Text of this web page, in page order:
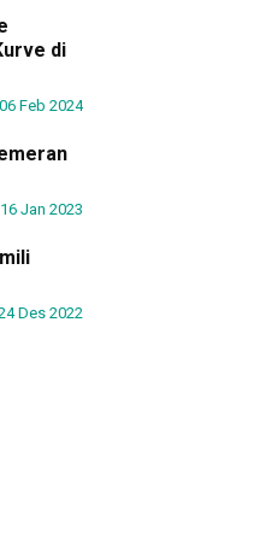
di
06 Feb 2024
16 Jan 2023
Des 2022